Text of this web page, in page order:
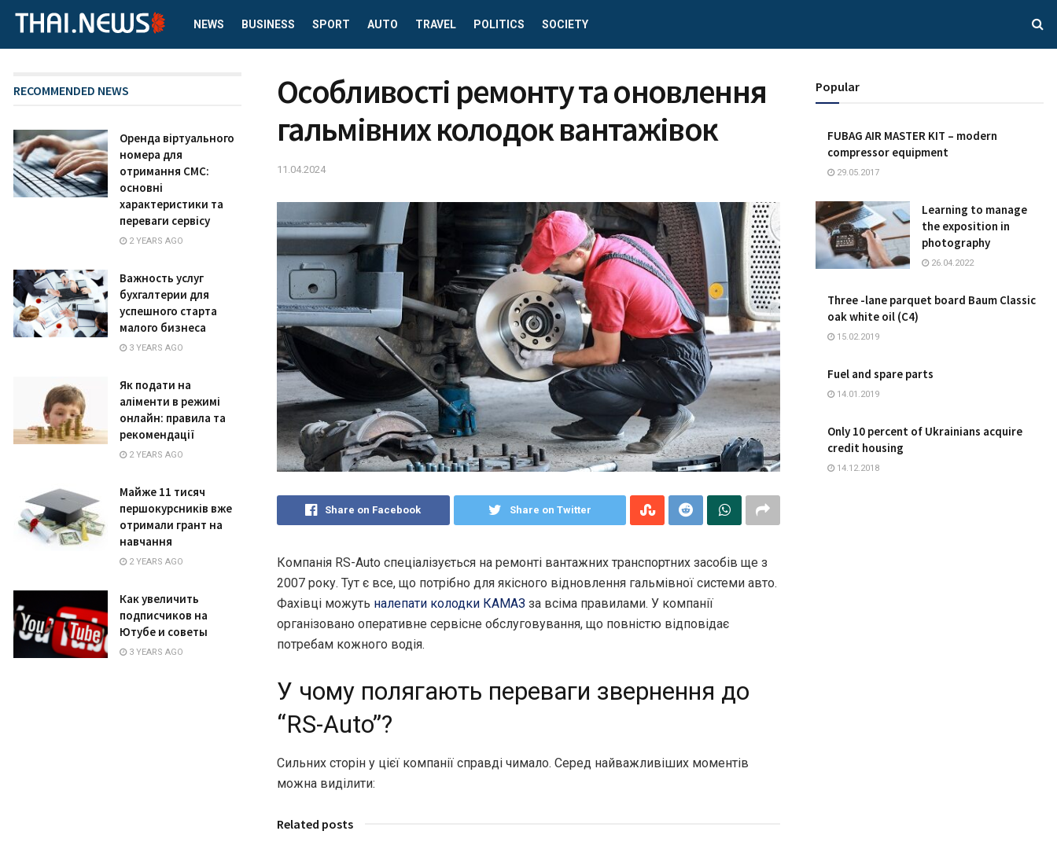
NEWS BUSINESS SPORT AUTO TRAVEL POLITICS SOCIETY
Особливості ремонту та оновлення
гальмівних колодок вантажівок
11.04.2024
Share on Facebook Share on Twitter
Компанія RS-Auto спеціалізується на ремонті вантажних транспортних засобів ще з
2007 року. Тут є все, що потрібно для якісного відновлення гальмівної системи авто.
Фахівці можуть налепати колодки КАМАЗ за всіма правилами. У компанії
організовано оперативне сервісне обслуговування, що повністю відповідає
потребам кожного водія.
У чому полягають переваги звернення до
“RS-Auto”?
Сильних сторін у цієї компанії справді чимало. Серед найважливіших моментів
можна виділити:
Related posts
RECOMMENDED NEWS
Оренда віртуального
номера для
отримання СМС:
основні
характеристики та
переваги сервісу
2 YEARS AGO
Важность услуг
бухгалтерии для
успешного старта
малого бизнеса
3 YEARS AGO
Як подати на
аліменти в режимі
онлайн: правила та
рекомендації
2 YEARS AGO
Майже 11 тисяч
першокурсників вже
отримали грант на
навчання
2 YEARS AGO
Как увеличить
подписчиков на
Ютубе и советы
3 YEARS AGO
Popular
FUBAG AIR MASTER KIT – modern
compressor equipment
29.05.2017
Learning to manage
the exposition in
photography
26.04.2022
Three -lane parquet board Baum Classic
oak white oil (C4)
15.02.2019
Fuel and spare parts
14.01.2019
Only 10 percent of Ukrainians acquire
credit housing
14.12.2018